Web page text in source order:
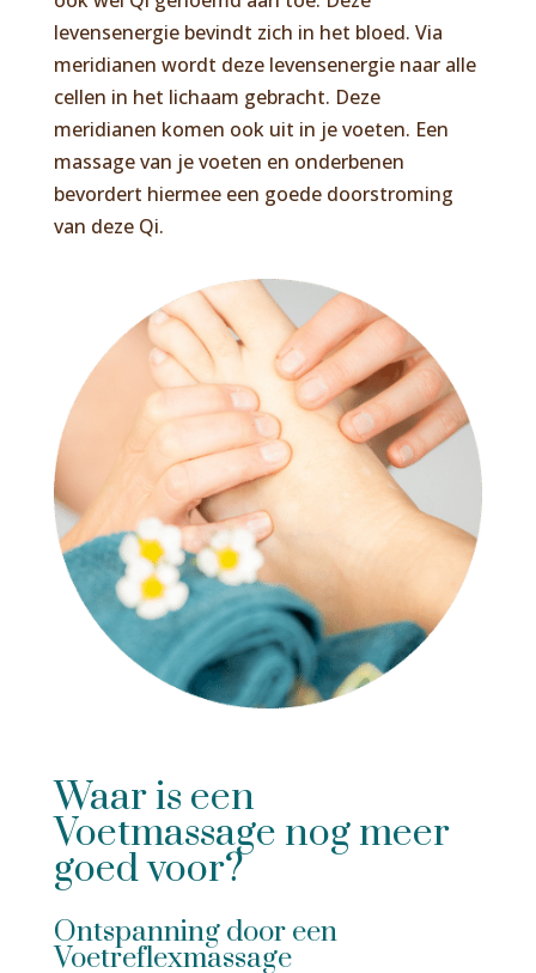
levensenergie bevindt zich in het bloed. Via
meridianen wordt deze levensenergie naar alle
cellen in het lichaam gebracht. Deze
meridianen komen ook uit in je voeten. Een
massage van je voeten en onderbenen
bevordert hiermee een goede doorstroming
van deze Qi.
Waar is een
Voetmassage nog meer
goed voor?
Ontspanning door een
Voetreflexmassage